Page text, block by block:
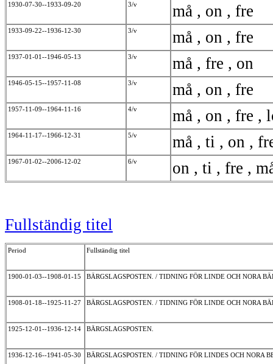
1930-07-30--1933-09-20 3/v må , on , fre
1933-09-22--1936-12-30 3/v må , on , fre
1937-01-01--1946-05-13 3/v må , fre , on
1946-05-15--1957-11-08 3/v må , on , fre
1957-11-09--1964-11-16 4/v må , on , fre
1964-11-17--1966-12-31 5/v må , ti , on ,
1967-01-02--2006-12-02 6/v on , ti , fre ,
Fullständig titel
Period Fullständig titel
1900-01-03--1908-01-15 BÄRGSLAGSPOSTEN. / TIDNING FÖR LINDE OCH NORA
1908-01-18--1925-11-27 BÄRGSLAGSPOSTEN. / TIDNING FÖR LINDE OCH NORA
1925-12-01--1936-12-14 BÄRGSLAGSPOSTEN.
1936-12-16--1941-05-30 BÄRGSLAGSPOSTEN. / TIDNING FÖR LINDES OCH NORA